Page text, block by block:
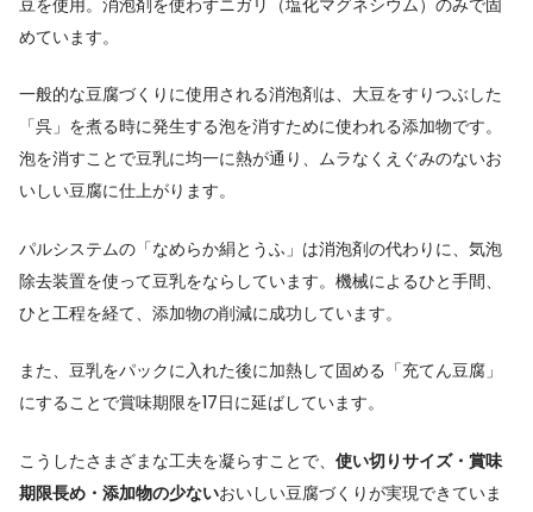
めています。
一般的な豆腐づくりに使用される消泡剤は、大豆をすりつぶした
「呉」を煮る時に発生する泡を消すために使われる添加物です。
泡を消すことで豆乳に均一に熱が通り、ムラなくえぐみのないお
いしい豆腐に仕上がります。
パルシステムの「なめらか絹とうふ」は消泡剤の代わりに、気泡
除去装置を使って豆乳をならしています。機械によるひと手間、
ひと工程を経て、添加物の削減に成功しています。
また、豆乳をパックに入れた後に加熱して固める「充てん豆腐」
にすることで賞味期限を17日に延ばしています。
こうしたさまざまな工夫を凝らすことで、 使い切りサイズ・賞味
期限長め・添加物の少ないおいしい豆腐づくりが実現できていま